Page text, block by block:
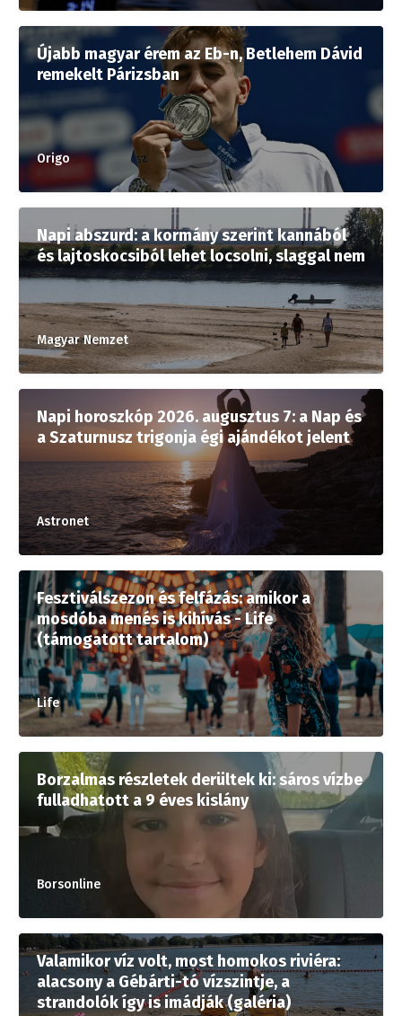
Újabb magyar érem az Eb-n, Betlehem Dávid
remekelt Párizsban
Origo
Napi abszurd: a kormány szerint kannából
és lajtoskocsiból lehet locsolni, slaggal nem
Magyar Nemzet
Napi horoszkóp 2026. augusztus 7: a Nap és
a Szaturnusz trigonja égi ajándékot jelent
Astronet
Fesztiválszezon és felfázás: amikor a
mosdóba menés is kihívás - Life
(támogatott tartalom)
Life
Borzalmas részletek derültek ki: sáros vízbe
fulladhatott a 9 éves kislány
Borsonline
Valamikor víz volt, most homokos riviéra:
alacsony a Gébárti-tó vízszintje, a
strandolók így is imádják (galéria)